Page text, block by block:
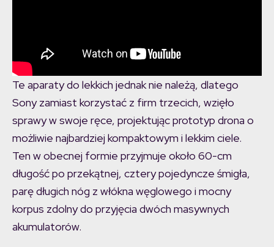
Te aparaty do lekkich jednak nie należą, dlatego
Sony zamiast korzystać z firm trzecich, wzięło
sprawy w swoje ręce, projektując prototyp drona o
możliwie najbardziej kompaktowym i lekkim ciele.
Ten w obecnej formie przyjmuje około 60-cm
długość po przekątnej, cztery pojedyncze śmigła,
parę długich nóg z włókna węglowego i mocny
korpus zdolny do przyjęcia dwóch masywnych
akumulatorów.